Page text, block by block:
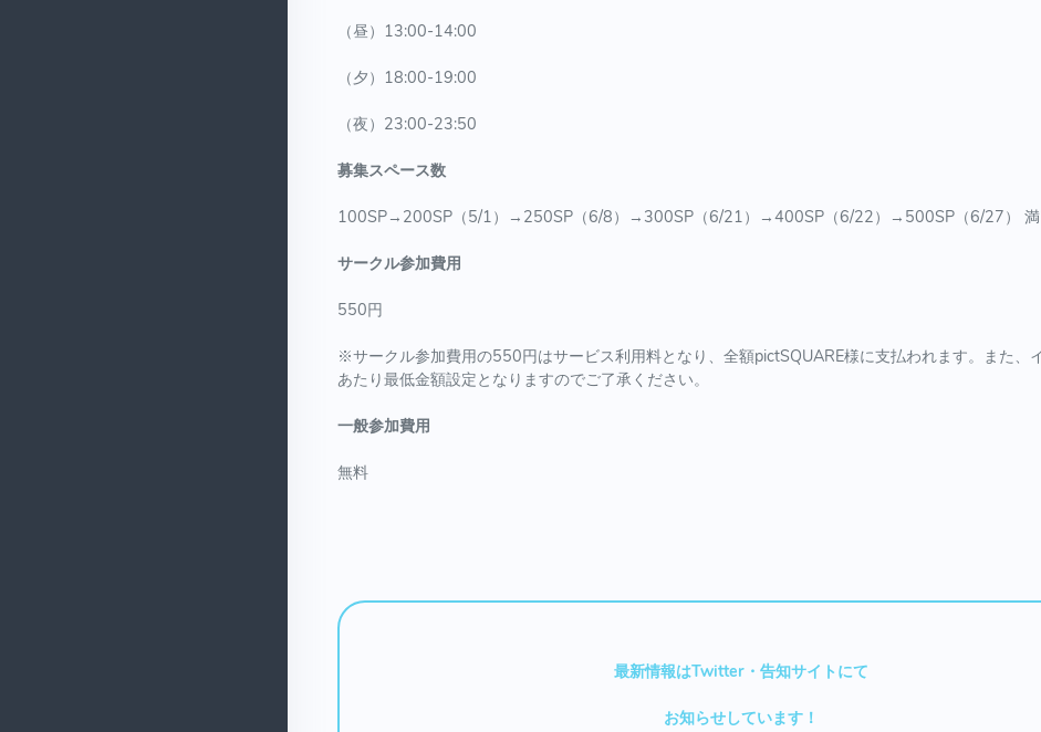
（昼）13:00-14:00
（夕）18:00-19:00
（夜）23:00-23:50
募集スペース数
100SP→200SP（5/1）→250SP（6/8）→300SP（6/21）→400SP（6/22）→500SP（6/27） 満
サークル参加費用
550円
※サークル参加費用の550円はサービス利用料となり、全額pictSQUARE様に支払われます。また、
あたり最低金額設定となりますのでご了承ください。
一般参加費用
無料
最新情報はTwitter・告知サイトにて
お知らせしています！